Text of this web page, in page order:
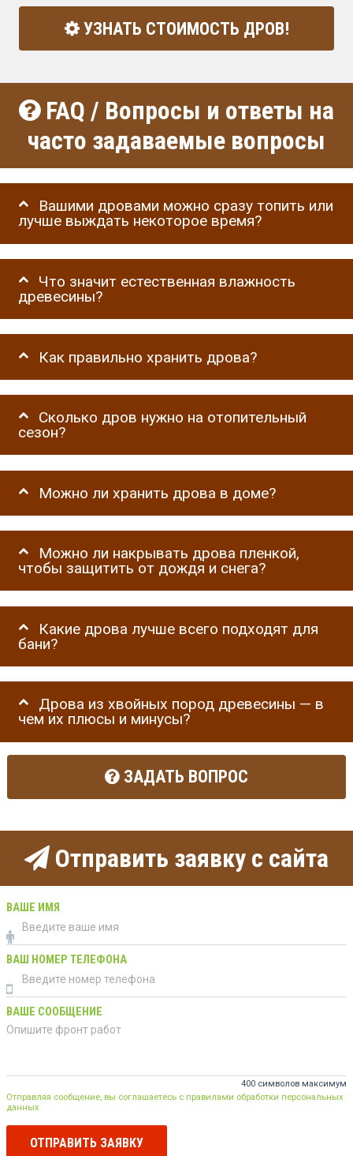
УЗНАТЬ СТОИМОСТЬ ДРОВ!
FAQ / Вопросы и ответы на
часто задаваемые вопросы
Вашими дровами можно сразу топить или
лучше выждать некоторое время?
Что значит естественная влажность
древесины?
Как правильно хранить дрова?
Сколько дров нужно на отопительный
сезон?
Можно ли хранить дрова в доме?
Можно ли накрывать дрова пленкой,
чтобы защитить от дождя и снега?
Какие дрова лучше всего подходят для
бани?
Дрова из хвойных пород древесины — в
чем их плюсы и минусы?
ЗАДАТЬ ВОПРОС
Отправить заявку с сайта
ВАШЕ ИМЯ
ВАШ НОМЕР ТЕЛЕФОНА
ВАШЕ СООБЩЕНИЕ
400 символов максимум
Отправляя сообщение, вы соглашаетесь с правилами обработки персональных
данных
ОТПРАВИТЬ ЗАЯВКУ